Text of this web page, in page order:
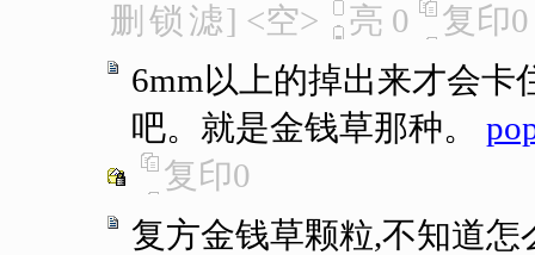
删 锁 滤] <空> 亮 0 复印0
6mm以上的掉出来才会卡
吧。就是金钱草那种。
复印0
复方金钱草颗粒,不知道